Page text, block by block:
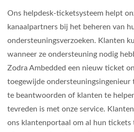
Ons helpdesk-ticketsysteem helpt
kanaalpartners bij het beheren van
ondersteuningsverzoeken. Klanten
wanneer ze ondersteuning nodig
Zodra Ambedded een nieuw ticket
toegewijde ondersteuningsingenieur
te beantwoorden of klanten te
tevreden is met onze service.
ons klantenportaal om al hun tickets